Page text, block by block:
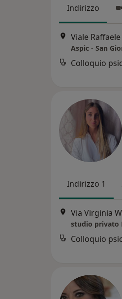
Indirizzo
Aspic - San
Colloquio
Indirizzo 1
Via Virginia
studio privato
Colloquio